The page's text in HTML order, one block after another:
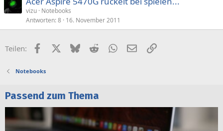
vizu Notebooks
Antworten 8 16. November 2011
Teilen: FacebookX (Twitter)
BlueskyRedditWhatsApp
E-MailLink
Notebooks
Passend zum Thema